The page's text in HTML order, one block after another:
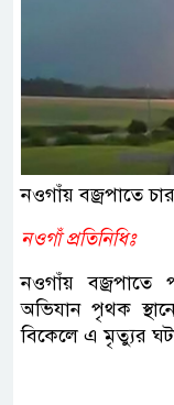
নওগাঁয় বজ্রপাতে
নওগাঁ প্রতিনিধিঃ
নওগাঁয়
অভিযান পৃথক
বিকেলে এ মৃত্যুর